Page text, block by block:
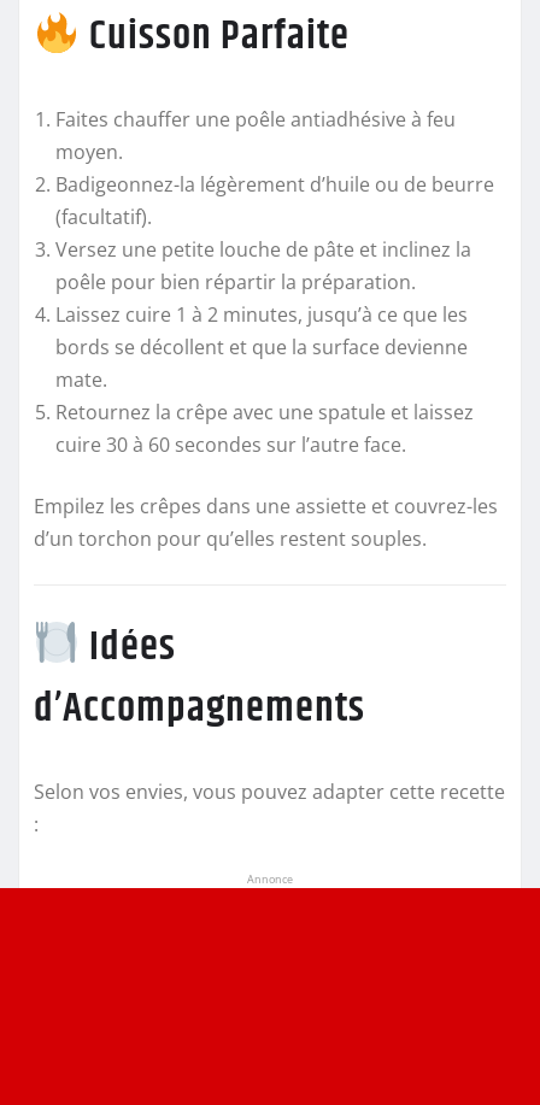
Cuisson Parfaite
Faites chauffer une poêle antiadhésive à feu
moyen.
Badigeonnez-la légèrement d’huile ou de beurre
(facultatif).
Versez une petite louche de pâte et inclinez la
poêle pour bien répartir la préparation.
Laissez cuire 1 à 2 minutes, jusqu’à ce que les
bords se décollent et que la surface devienne
mate.
Retournez la crêpe avec une spatule et laissez
cuire 30 à 60 secondes sur l’autre face.
Empilez les crêpes dans une assiette et couvrez-les
d’un torchon pour qu’elles restent souples.
Idées
d’Accompagnements
Selon vos envies, vous pouvez adapter cette recette
:
Annonce